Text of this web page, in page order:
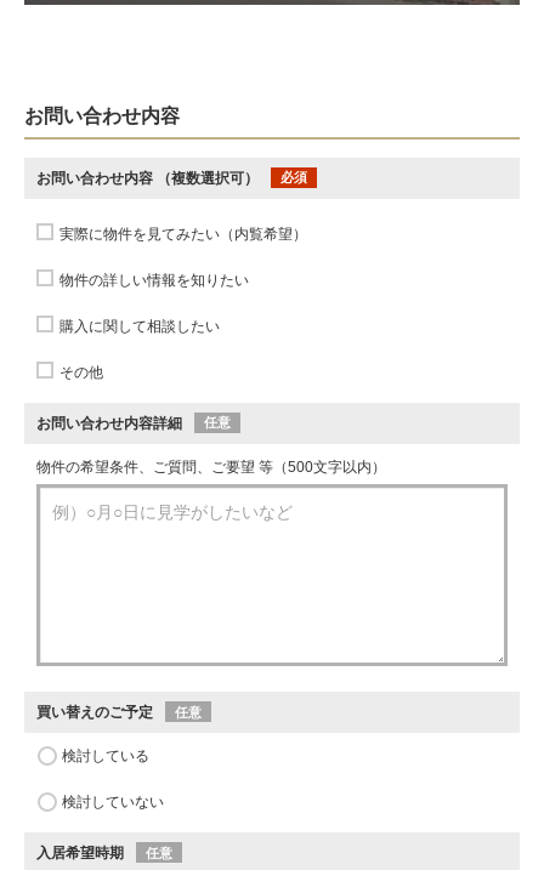
お問い合わせ内容
お問い合わせ内容 （複数選択可） 必須
実際に物件を見てみたい（内覧希望）
物件の詳しい情報を知りたい
購入に関して相談したい
その他
お問い合わせ内容詳細 任意
物件の希望条件、ご質問、ご要望 等（500文字以内）
買い替えのご予定 任意
検討している
検討していない
入居希望時期 任意